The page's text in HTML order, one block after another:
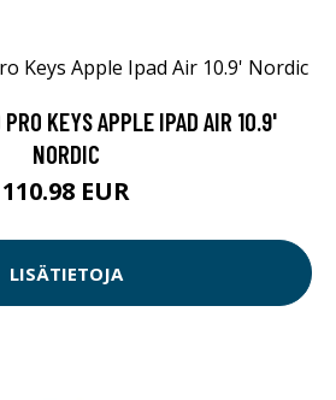
PRO KEYS APPLE IPAD AIR 10.9'
NORDIC
110.98 EUR
LISÄTIETOJA